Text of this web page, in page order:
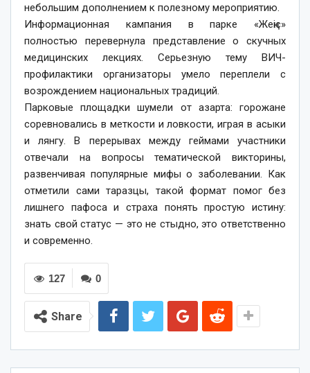
небольшим дополнением к полезному мероприятию.
Информационная кампания в парке «Жеңіс»
полностью перевернула представление о скучных
медицинских лекциях. Серьезную тему ВИЧ-
профилактики организаторы умело переплели с
возрождением национальных традиций.
Парковые площадки шумели от азарта: горожане
соревновались в меткости и ловкости, играя в асыки
и лянгу. В перерывах между геймами участники
отвечали на вопросы тематической викторины,
развенчивая популярные мифы о заболевании. Как
отметили сами таразцы, такой формат помог без
лишнего пафоса и страха понять простую истину:
знать свой статус — это не стыдно, это ответственно
и современно.
0
127
Share